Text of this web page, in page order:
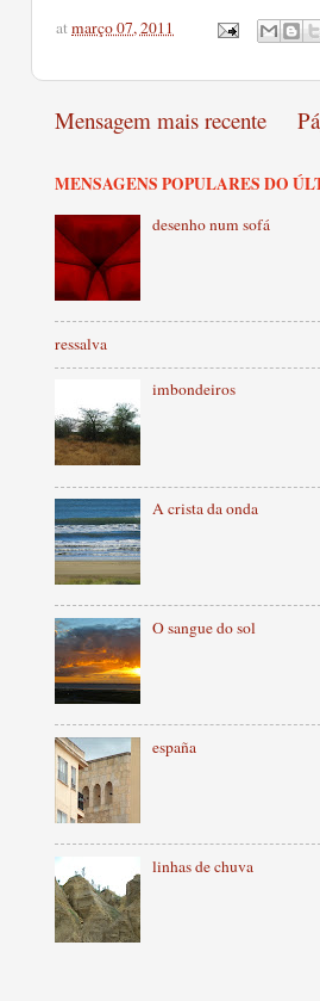
atmarço 07, 2011
Mensagem mais recente
MENSAGENS POPULARES DO
desenho num sofá
ressalva
imbondeiros
A crista da onda
O sangue do sol
españa
linhas de chuva